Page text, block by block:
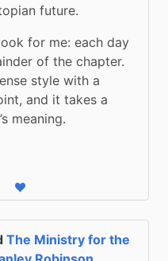
future.
for me: each day
of the chapter.
style with a
and it takes a
meaning.
status
Like status
The Ministry for the